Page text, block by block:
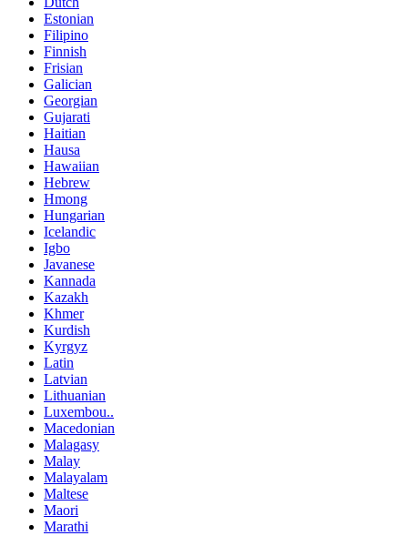
Estonian
Filipino
Finnish
Frisian
Galician
Georgian
Gujarati
Haitian
Hausa
Hawaiian
Hebrew
Hmong
Hungarian
Icelandic
Igbo
Javanese
Kannada
Kazakh
Khmer
Kurdish
Kyrgyz
Latin
Latvian
Lithuanian
Luxembou..
Macedonian
Malagasy
Malay
Malayalam
Maltese
Maori
Marathi